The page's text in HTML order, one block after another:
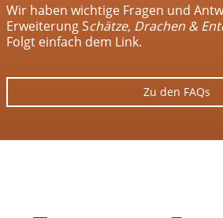
Wir haben wichtige Fragen und
Erweiterung Schätze, Drachen &
Folgt einfach dem Link.
Zu den FAQs